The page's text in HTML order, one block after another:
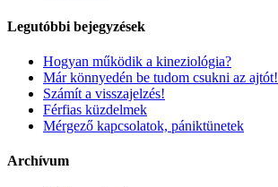
Legutóbbi bejegyzések
Hogyan működik a kineziológia?
Már könnyedén be tudom csukni az ajtót!
Számít a visszajelzés!
Férfias küzdelmek
Mérgező kapcsolatok, pániktünetek
Archívum